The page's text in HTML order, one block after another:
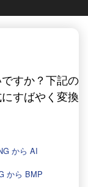
すか？下記の
すばやく変換
から AI
から BMP